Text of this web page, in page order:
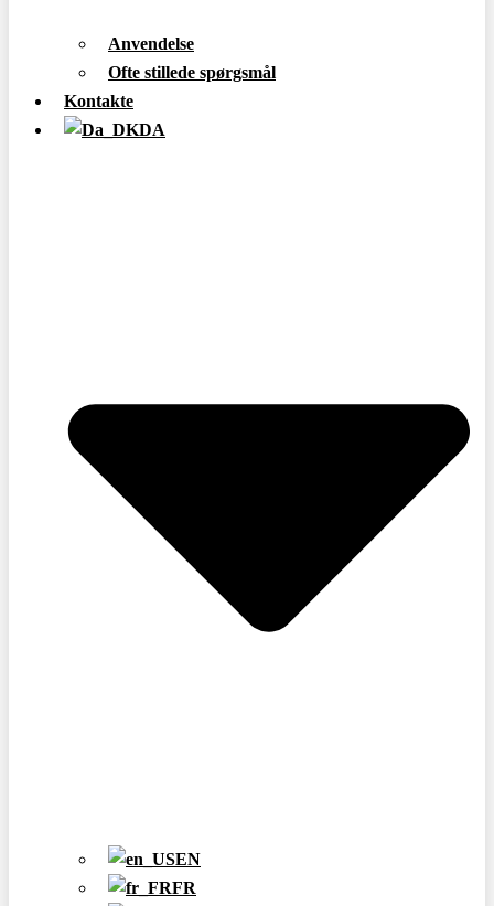
Anvendelse
Ofte stillede spørgsmål
Kontakte
DA
EN
FR